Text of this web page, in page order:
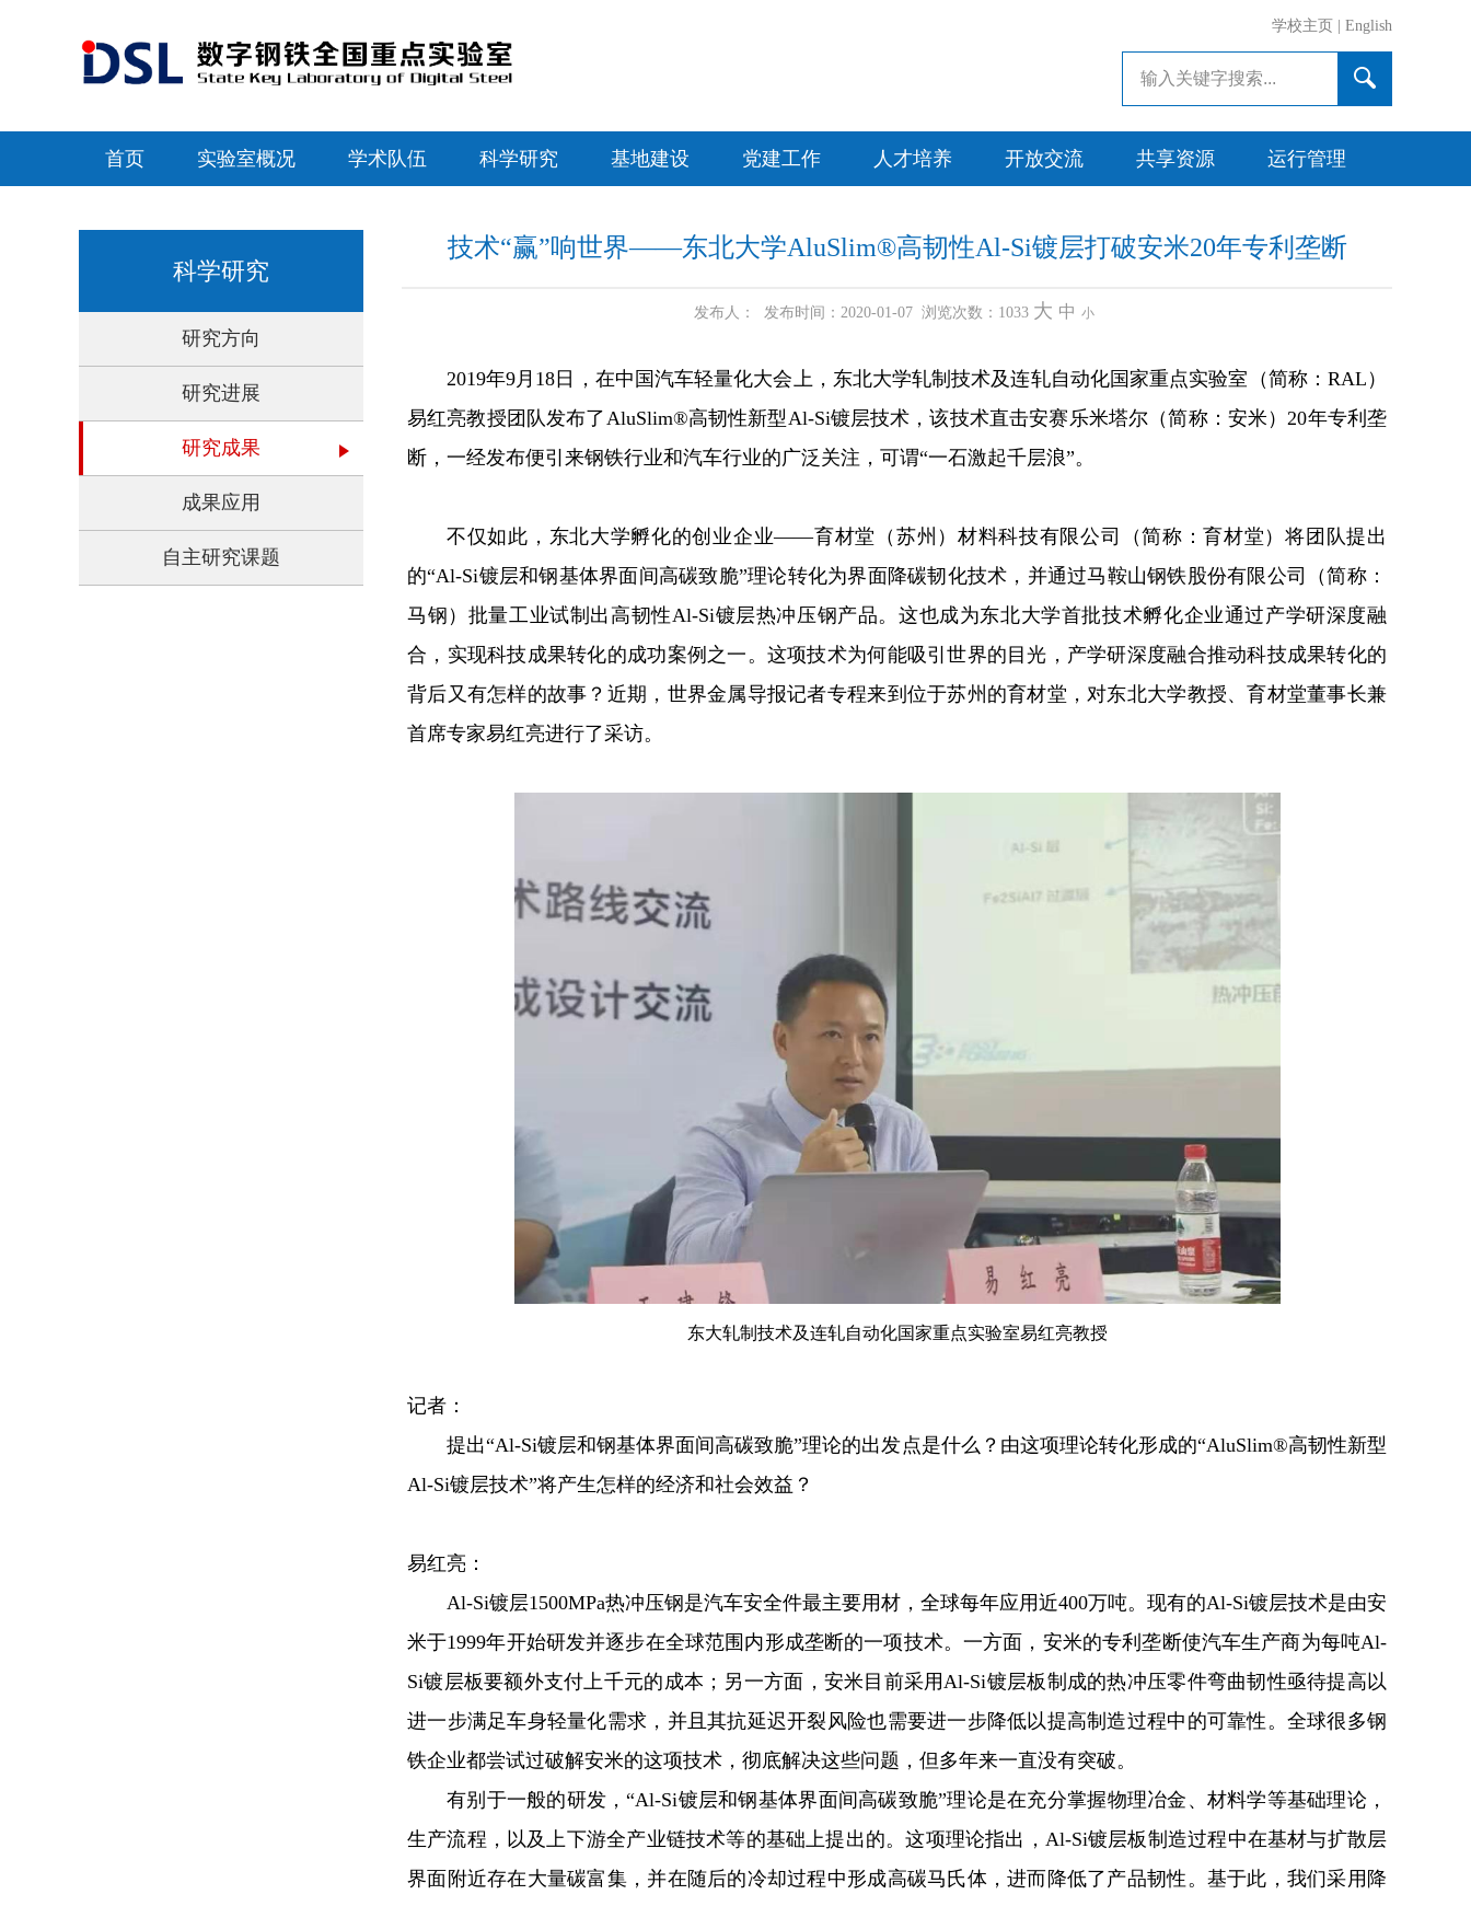
学校主页 English
首页 实验室概况 学术队伍 科学研究 基地建设 党建工作 人才培养 开放交流 共享资源 运行管理
科学研究
研究方向
研究进展
研究成果
成果应用
自主研究课题
技术“赢”响世界——东北大学AluSlim®高韧性Al-Si镀层打破安米20年专利垄断
发布人： 发布时间：2020-01-07 浏览次数： 1033 大 中 小
2019年9月18日，在中国汽车轻量化大会上，东北大学轧制技术及连轧自动化国家重点实验室（简称：RAL）
易红亮教授团队发布了AluSlim®高韧性新型Al-Si镀层技术，该技术直击安赛乐米塔尔（简称：安米）20年专利垄
断，一经发布便引来钢铁行业和汽车行业的广泛关注，可谓“一石激起千层浪”。
不仅如此，东北大学孵化的创业企业——育材堂（苏州）材料科技有限公司（简称：育材堂）将团队提出
的“Al-Si镀层和钢基体界面间高碳致脆”理论转化为界面降碳韧化技术，并通过马鞍山钢铁股份有限公司（简称：
马钢）批量工业试制出高韧性Al-Si镀层热冲压钢产品。这也成为东北大学首批技术孵化企业通过产学研深度融
合，实现科技成果转化的成功案例之一。这项技术为何能吸引世界的目光，产学研深度融合推动科技成果转化的
背后又有怎样的故事？近期，世界金属导报记者专程来到位于苏州的育材堂，对东北大学教授、育材堂董事长兼
首席专家易红亮进行了采访。
东大轧制技术及连轧自动化国家重点实验室易红亮教授
记者：
提出“Al-Si镀层和钢基体界面间高碳致脆”理论的出发点是什么？由这项理论转化形成的“AluSlim®高韧性新型
Al-Si镀层技术”将产生怎样的经济和社会效益？
易红亮：
Al-Si镀层1500MPa热冲压钢是汽车安全件最主要用材，全球每年应用近400万吨。现有的Al-Si镀层技术是由安
米于1999年开始研发并逐步在全球范围内形成垄断的一项技术。一方面，安米的专利垄断使汽车生产商为每吨Al-
Si镀层板要额外支付上千元的成本；另一方面，安米目前采用Al-Si镀层板制成的热冲压零件弯曲韧性亟待提高以
进一步满足车身轻量化需求，并且其抗延迟开裂风险也需要进一步降低以提高制造过程中的可靠性。全球很多钢
铁企业都尝试过破解安米的这项技术，彻底解决这些问题，但多年来一直没有突破。
有别于一般的研发，“Al-Si镀层和钢基体界面间高碳致脆”理论是在充分掌握物理冶金、材料学等基础理论，
生产流程，以及上下游全产业链技术等的基础上提出的。这项理论指出，Al-Si镀层板制造过程中在基材与扩散层
界面附近存在大量碳富集，并在随后的冷却过程中形成高碳马氏体，进而降低了产品韧性。基于此，我们采用降